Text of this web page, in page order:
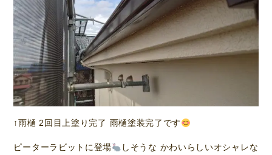
↑雨樋 2回目上塗り完了 雨樋塗装完了です
ピーターラビットに登場 しそうな かわいらしいオシャレな